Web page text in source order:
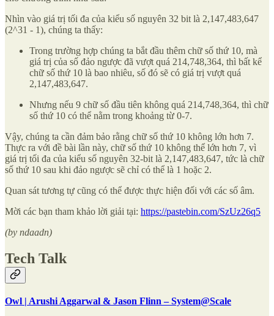
Nhìn vào giá trị tối đa của kiểu số nguyên 32 bit là 2,147,483,647
(2^31 - 1), chúng ta thấy:
Trong trường hợp chúng ta bắt đầu thêm chữ số thứ 10, mà
giá trị của số đảo ngược đã vượt quá 214,748,364, thì bất kể
chữ số thứ 10 là bao nhiêu, số đó sẽ có giá trị vượt quá
2,147,483,647.
Nhưng nếu 9 chữ số đầu tiên không quá 214,748,364, thì chữ
số thứ 10 có thể nằm trong khoảng từ 0-7.
Vậy, chúng ta cần đảm bảo rằng chữ số thứ 10 không lớn hơn 7.
Thực ra với đề bài lần này, chữ số thứ 10 không thể lớn hơn 7, vì
giá trị tối đa của kiểu số nguyên 32-bit là 2,147,483,647, tức là chữ
số thứ 10 sau khi đảo ngược sẽ chỉ có thể là 1 hoặc 2.
Quan sát tương tự cũng có thể được thực hiện đối với các số âm.
Mời các bạn tham khảo lời giải tại: https://pastebin.com/SzUz26q5
(by ndaadn)
Tech Talk
Owl | Arushi Aggarwal & Jason Flinn – System@Scale